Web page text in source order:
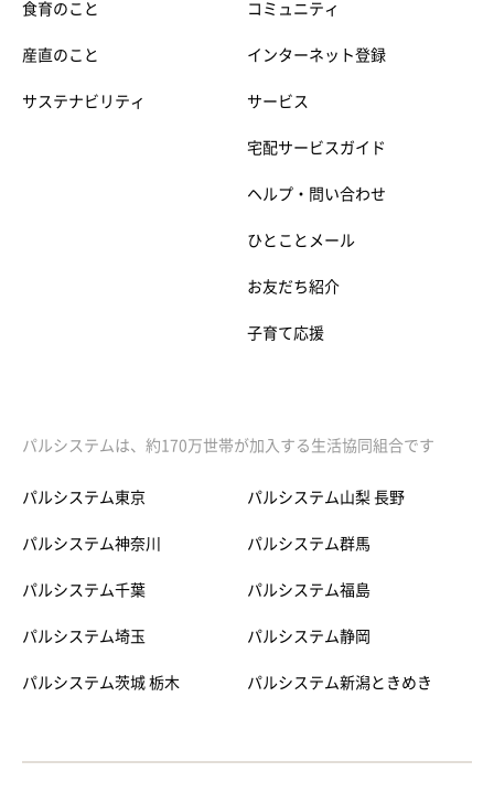
食育のこと
産直のこと
サステナビリティ
コミュニティ
インターネット登録
サービス
宅配サービスガイド
ヘルプ・問い合わせ
ひとことメール
お友だち紹介
子育て応援
パルシステムは、約170万世帯が加入する生活協同組合です
パルシステム東京
パルシステム神奈川
パルシステム千葉
パルシステム埼玉
パルシステム茨城 栃木
パルシステム山梨 長野
パルシステム群馬
パルシステム福島
パルシステム静岡
パルシステム新潟ときめき